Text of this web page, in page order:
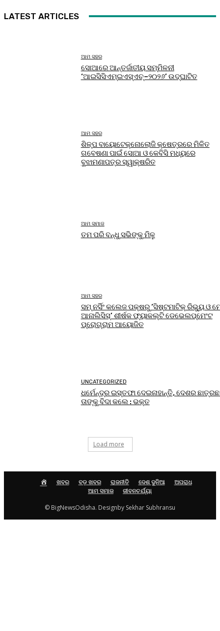
LATEST ARTICLES
ଆମ ସହର
ସୋଆରେ ଆନ୍ତର୍ଜାତୀୟ ସମ୍ମିଳନୀ
‘ଆଇସିସିଏମ୍‌ଇଏସ୍‌ଏଚ୍‌–୨୦୨୬’ ଉଦ୍‌ଘାଟିତ
ଆମ ସହର
ଶିଳ୍ପ ବାୟୋଟେକ୍ନୋଲୋଜି କ୍ଷେତ୍ରରେ ମିଳିତ
ଗବେଷଣା ପାଇଁ ସୋଆ ଓ କେବିସି ମଧ୍ୟରେ
ବୁଝାମଣାପତ୍ର ସ୍ୱାକ୍ଷରିତ
ଆମ ସମାଜ
ତମ ପରି ବନ୍ଧୁ ସଭିଙ୍କୁ ମିଳୁ
ଆମ ସହର
ସମ୍ ନର୍ସିଂ କଲେଜ ପକ୍ଷରୁ ‘ସିଷ୍ଟମାଟିକ୍ ରିଭ୍ୟୁ ଓ
ଆନାଲିସିସ୍‌’ ଶୀର୍ଷକ ଫ୍ୟାକଲ୍ଟି ଡେଭେଲପ୍‌ମେଂଟ
ପ୍ରୋଗ୍ରାମ ଆୟୋଜିତ
UNCATEGORIZED
ଧର୍ମେନ୍ଦ୍ର ଇସ୍ତଫା ଦେଇନାହାନ୍ତି, ଦେଶର
ତାଙ୍କୁ ବିଦା କଲେ : ଭକ୍ତ
Load more
HOME
ଖବର ବଡ଼ ଖବର ରାଜନୀତି ଦେଶ ଦୁନିଆ
ଅପରାଧ
ଆମ ସମାଜ
ଜୀବନଚର୍ଯ୍ୟା
© BigNewsOdisha. Designby Sekhar Subhransu